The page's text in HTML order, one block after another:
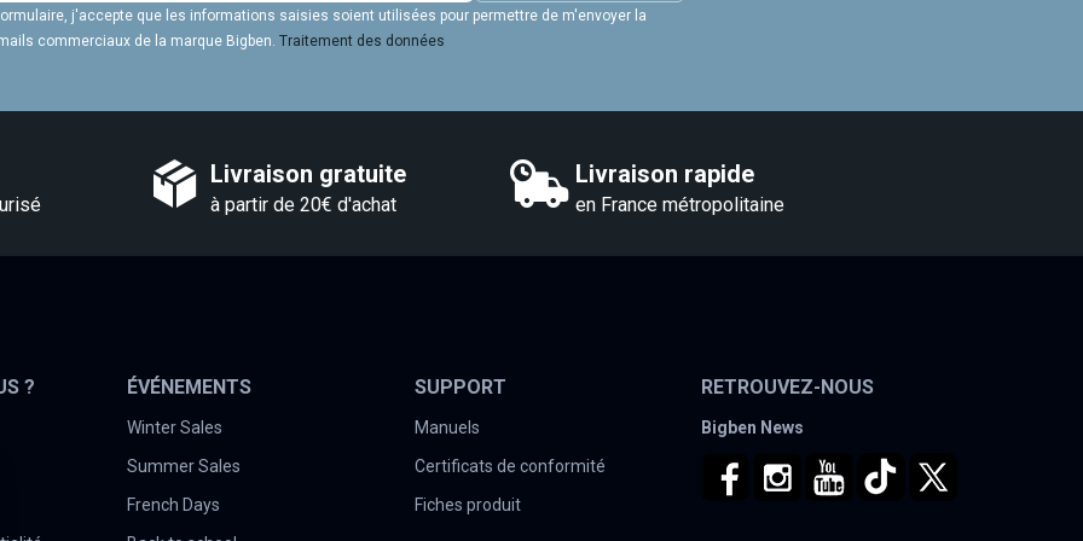
j'accepte que les informations saisies soient utilisées pour permettre de m'envoyer la
commerciaux de la marque Bigben. Traitement des données
Livraison gratuite
à partir de 20€ d'achat
Livraison rapide
en France métropolitaine
? ÉVÉNEMENTS
Winter Sales
Summer Sales
French Days
SUPPORT
Manuels
Certificats de conformité
Fiches produit
RETROUVEZ-NOUS
Bigben News